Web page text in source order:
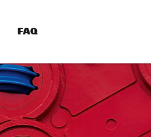
FAQ